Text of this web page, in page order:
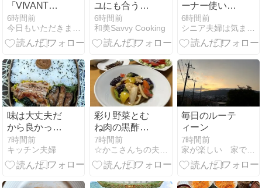
「VIVANT」
の紅いお饅頭
6時間前
ユにも合うお
魚料理】サー
モンパイ
6時間前
和美Savvy Cooking
ーナー使いは
緊張します！
6時間前
味は大丈夫だ
から良かった
～夫のお弁当
683
7時間前
キッチン夫婦
彩り野菜とむ
ね肉の黒酢炒
め☆娘作パン
☆桃、甘かっ
た～～
7時間前
毎日のルーテ
ィーン
7時間前
家が楽しい 家で楽しい